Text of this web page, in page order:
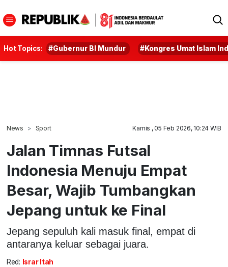
Hot Topics: #Gubernur BI Mundur #Kongres Umat Islam
News Sport Kamis , 05 Feb 2026, 10:24 WIB
Jalan Timnas Futsal
Indonesia Menuju Empat
Besar, Wajib Tumbangkan
Jepang untuk ke Final
Jepang sepuluh kali masuk final, empat di
antaranya keluar sebagai juara.
Red: Israr Itah